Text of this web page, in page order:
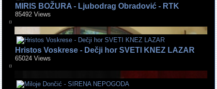
MIRIS BOŽURA - Ljubodrag Obradović - RTK
85492 Views
Hristos Voskrese - Dečji hor SVETI KNEZ LAZAR
65024 Views